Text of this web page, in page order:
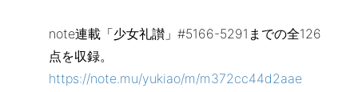
note連載「少女礼讃」#5166-5291までの全126
点を収録。
https://note.mu/yukiao/m/m372cc44d2aae